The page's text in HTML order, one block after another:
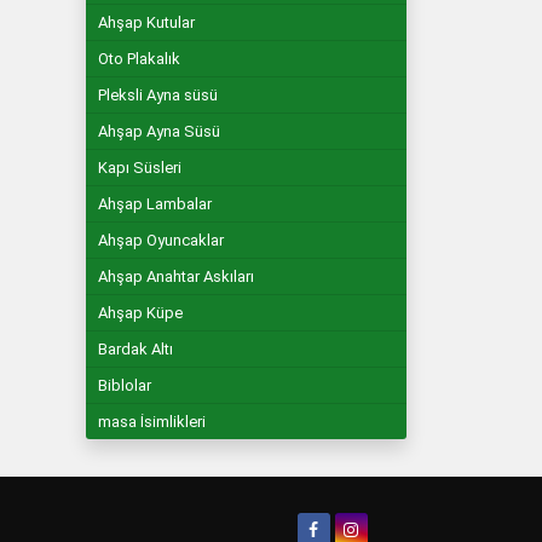
Ahşap Kutular
Oto Plakalık
Pleksli Ayna süsü
Ahşap Ayna Süsü
Kapı Süsleri
Ahşap Lambalar
Ahşap Oyuncaklar
Ahşap Anahtar Askıları
Ahşap Küpe
Bardak Altı
Biblolar
masa İsimlikleri